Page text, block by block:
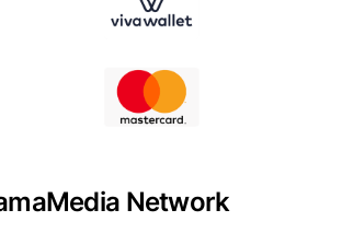
Network